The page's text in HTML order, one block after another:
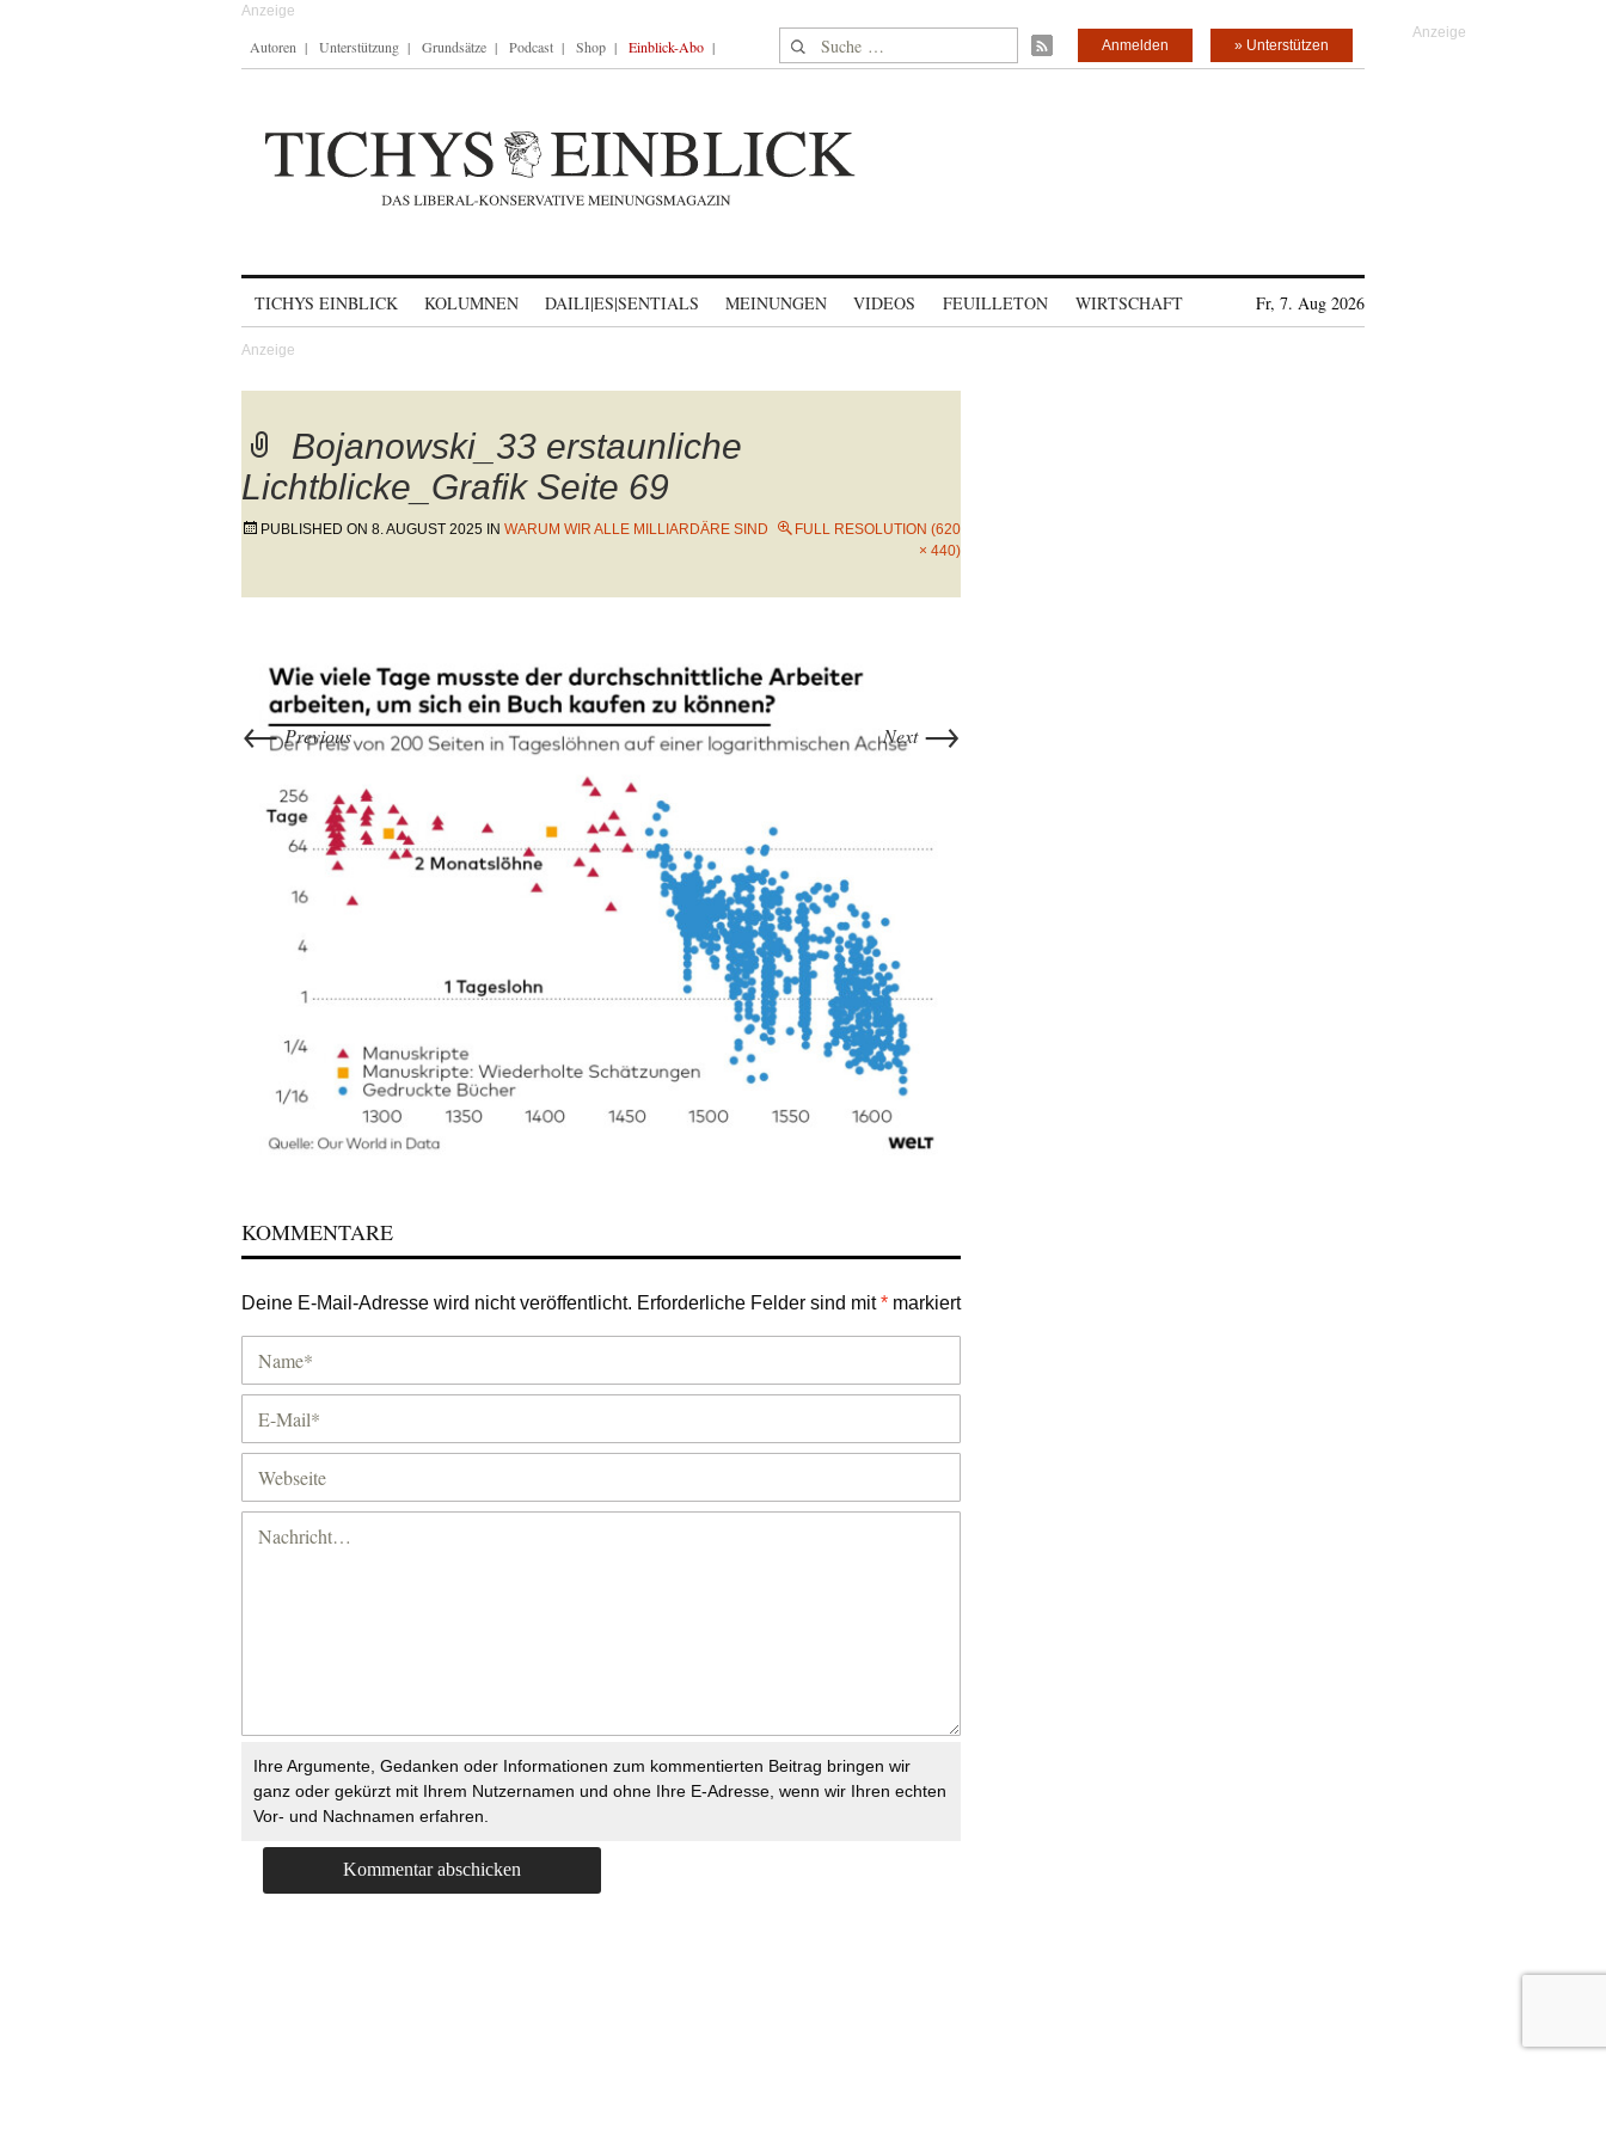
Autoren Unterstützung Grundsätze Podcast Shop Einblick-Abo Suche nach: » Unterstützen
Anmelden
TICHYS EINBLICK KOLUMNEN DAILI|ES|SENTIALS MEINUNGEN VIDEOS FEUILLETON WIRTSCHAFT Fr, 7. Aug 2026
Bojanowski_33 erstaunliche
Lichtblicke_Grafik Seite 69
PUBLISHED ON 8. AUGUST 2025 IN WARUM WIR ALLE MILLIARDÄRE SIND
FULL RESOLUTION (620
× 440)
←Previous Next →
KOMMENTARE
Deine E-Mail-Adresse wird nicht veröffentlicht. Erforderliche Felder sind mit* markiert
Ihre Argumente, Gedanken oder Informationen zum kommentierten Beitrag bringen wir
ganz oder gekürzt mit Ihrem Nutzernamen und ohne Ihre E-Adresse, wenn wir Ihren echten
Vor- und Nachnamen erfahren.